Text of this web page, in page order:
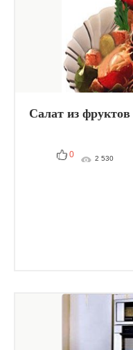
Салат из
0 2 530